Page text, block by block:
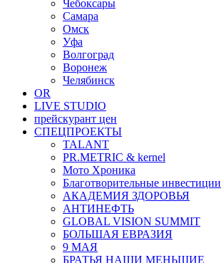
Чебоксары
Самара
Омск
Уфа
Волгоград
Воронеж
Челябинск
OR
LIVE STUDIO
прейскурант цен
СПЕЦПРОЕКТЫ
TALANT
PR.METRIC & kernel
Мото Хроника
Благотворительные инвестиции
АКАДЕМИЯ ЗДОРОВЬЯ
АНТИНЕФТЬ
GLOBAL VISION SUMMIT
БОЛЬШАЯ ЕВРАЗИЯ
9 МАЯ
БРАТЬЯ НАШИ МЕНЬШИЕ